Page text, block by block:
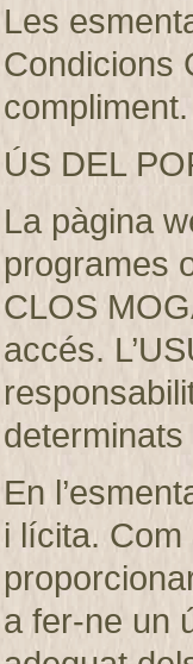
Les
Condicions
compliment.
ÚS DEL
La pàgina
programes
CLOS
accés.
En
i lícita. Com
a fer-ne un